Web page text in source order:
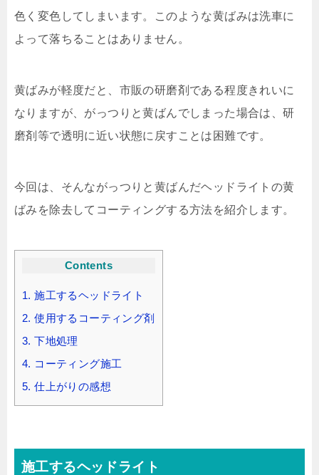
色く変色してしまいます。このような黄ばみは洗車に
よって落ちることはありません。
黄ばみが軽度だと、市販の研磨剤である程度きれいに
なりますが、がっつりと黄ばんでしまった場合は、研
磨剤等で透明に近い状態に戻すことは困難です。
今回は、そんながっつりと黄ばんだヘッドライトの黄
ばみを除去してコーティングする方法を紹介します。
Contents
1. 施工するヘッドライト
2. 使用するコーティング剤
3. 下地処理
4. コーティング施工
5. 仕上がりの感想
施工するヘッドライト